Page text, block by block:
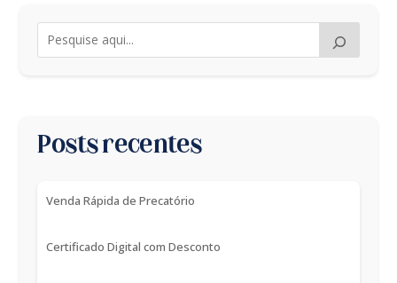
Posts recentes
Venda Rápida de Precatório
Certificado Digital com Desconto